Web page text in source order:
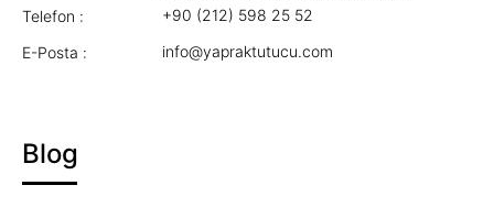
Telefon :
+90 (212) 598 25 52
E-Posta :
info@yapraktutucu.com
Blog